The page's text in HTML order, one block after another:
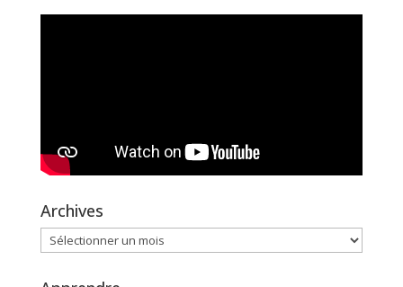
Archives
Archives